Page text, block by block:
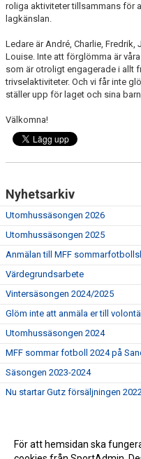
roliga aktiviteter tillsammans för
lagkänslan.
Ledare är André, Charlie,
Louise. Inte att förglömma är
som är otroligt engagerade i allt
trivselaktiviteter. Och vi får inte
ställer upp för laget och sina
Välkomna!
Nyhetsarkiv
Utomhussäsongen 2026
Utomhussäsongen 2025
Anmälan till MFF
Värdegrundsarbete
Vintersäsongen 2024/2025
Glöm inte att anmäla er till
Utomhussäsongen 2024
MFF sommar fotboll 2024 på
Säsongen 2023-2024
Nu startar Gutz försäljningen
För att hemsidan ska